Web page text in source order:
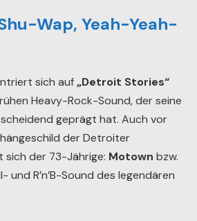
Wap, Yeah-Yeah-
sich auf „Detroit Stories“
Heavy-Rock-Sound, der seine
geprägt hat. Auch vor
der Detroiter
sich der 73-Jährige: Motown bzw.
und R’n’B-Sound des legendären